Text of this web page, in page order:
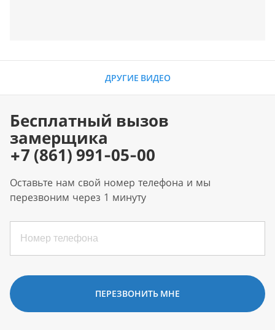
ДРУГИЕ ВИДЕО
Бесплатный вызов
замерщика
+7 (861) 991-05-00
Оставьте нам свой номер телефона и мы
перезвоним через 1 минуту
ПЕРЕЗВОНИТЬ МНЕ